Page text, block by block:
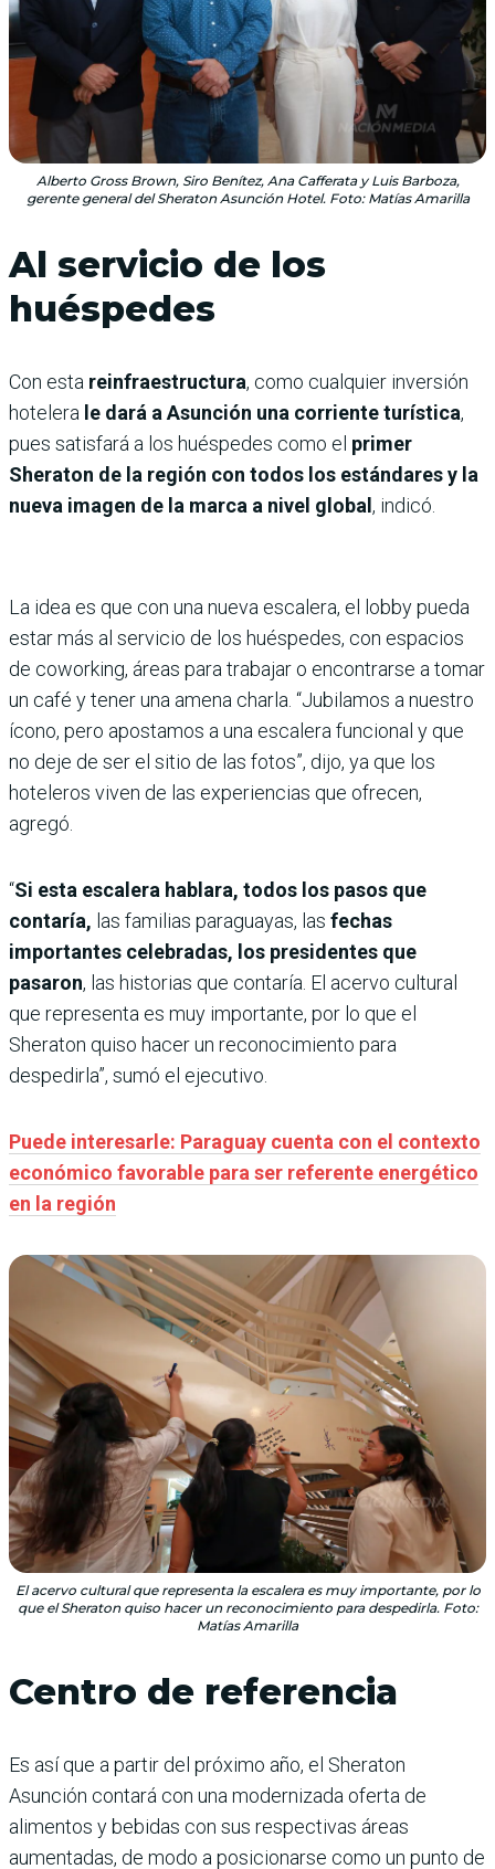
Alberto Gross Brown, Siro Benítez, Ana Cafferata y Luis Barboza,
gerente general del Sheraton Asunción Hotel. Foto: Matías Amarilla
Al servicio de los
huéspedes
Con esta reinfraestructura, como cualquier inversión
hotelera le dará a Asunción una corriente turística,
pues satisfará a los huéspedes como el primer
Sheraton de la región con todos los estándares y la
nueva imagen de la marca a nivel global , indicó.
La idea es que con una nueva escalera, el lobby pueda
estar más al servicio de los huéspedes, con espacios
de coworking, áreas para trabajar o encontrarse a tomar
un café y tener una amena charla. “Jubilamos a nuestro
ícono, pero apostamos a una escalera funcional y que
no deje de ser el sitio de las fotos”, dijo, ya que los
hoteleros viven de las experiencias que ofrecen,
agregó.
“Si esta escalera hablara, todos los pasos que
contaría, las familias paraguayas, las fechas
importantes celebradas, los presidentes que
pasaron, las historias que contaría. El acervo cultural
que representa es muy importante, por lo que el
Sheraton quiso hacer un reconocimiento para
despedirla”, sumó el ejecutivo.
Puede interesarle: Paraguay cuenta con el contexto
económico favorable para ser referente energético
en la región
El acervo cultural que representa la escalera es muy importante, por lo
que el Sheraton quiso hacer un reconocimiento para despedirla. Foto:
Matías Amarilla
Centro de referencia
Es así que a partir del próximo año, el Sheraton
Asunción contará con una modernizada oferta de
alimentos y bebidas con sus respectivas áreas
aumentadas, de modo a posicionarse como un punto de